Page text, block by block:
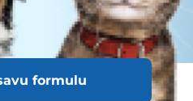
formulu
nereti veidojas sīki